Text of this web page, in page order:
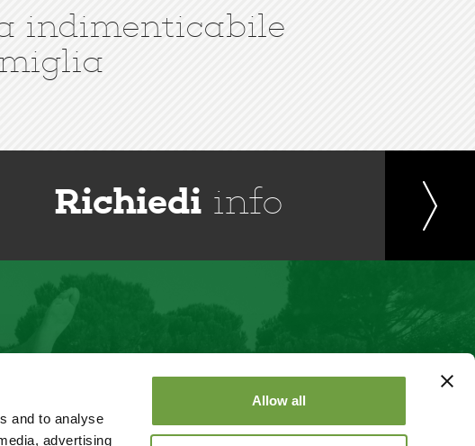
and to analyse
advertising
Allow all
indimenticabile
Richiedi info